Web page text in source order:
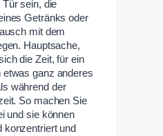
sein, die
Getränks oder
mit dem
Hauptsache,
die Zeit, für ein
etwas ganz anderes
während der
So machen Sie
und sie können
konzentriert und